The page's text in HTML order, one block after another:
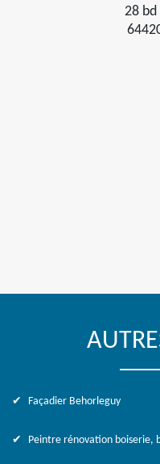
28 bd
Façadier Behorleguy
Peintre rénovation boiserie,